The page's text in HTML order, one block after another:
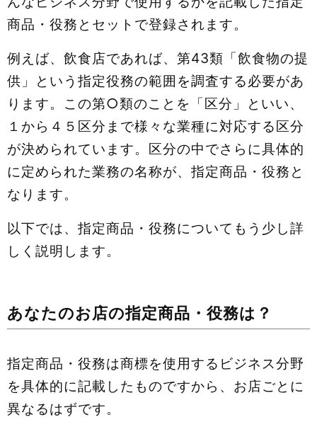
商品・役務とセットで登録されます。
例えば、飲食店であれば、第43類「飲食物の提
供」という指定役務の範囲を調査する必要があ
ります。この第○類のことを「区分」といい、
１から４５区分まで様々な業種に対応する区分
が決められています。区分の中でさらに具体的
に定められた業務の名称が、指定商品・役務と
なります。
以下では、指定商品・役務についてもう少し詳
しく説明します。
あなたのお店の指定商品・役務は？
指定商品・役務は商標を使用するビジネス分野
を具体的に記載したものですから、お店ごとに
異なるはずです。